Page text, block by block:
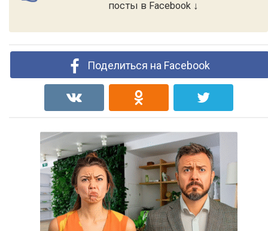
посты в Facebook ↓
Поделиться на Facebook